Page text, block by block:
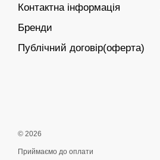
Контактна інформація
Бренди
Публічний договір(оферта)
© 2026
Приймаємо до оплати